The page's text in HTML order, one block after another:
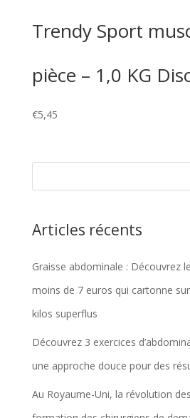
Trendy Sport
pièce – 1,0 KG
€5,45
Articles récents
Graisse abdominale : Découvrez
moins de 7 euros qui cartonne
kilos superflus
Découvrez 3 exercices
une approche douce pour des
Au Royaume-Uni, la révolution